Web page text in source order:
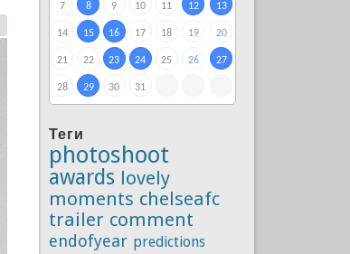
7 8 9 10 11 12 13
14 15 16 17 18 19 20
21 22 23 24 25 26 27
28 29 30 31
Теги
photoshoot
awards lovely
moments chelseafc
trailer comment
endofyear predictions